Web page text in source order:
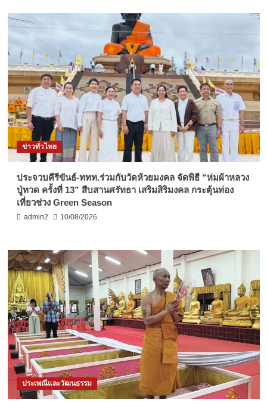
ข่าวทั่วไทย
ประจวบคีรีขันธ์-ททท.ร่วมกับวัดห้วยมงคล จัดพิธี “ห่มผ้าหลวง
ปู่ทวด ครั้งที่ 13” สืบสานศรัทธา เสริมสิริมงคล กระตุ้นท่อง
เที่ยวช่วง Green Season
admin2 10/08/2026
ประเพณีและวัฒนธรรม